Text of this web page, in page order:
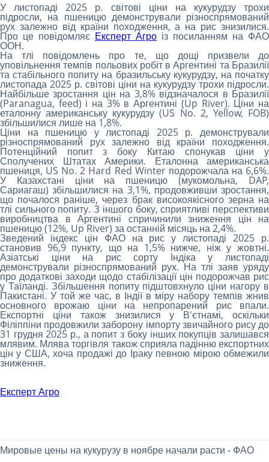
У листопаді 2025 р. світові ціни на кукурудзу трохи
підросли, на пшеницю демонстрували різноспрямований
рух залежно від країни походження, а на рис знизилися.
Про це повідомляє Експерт Агро із посиланням на ФАО
ООН.
На тлі повідомлень про те, що дощі призвели до
уповільнення темпів польових робіт в Аргентині та Бразилії
та стабільного попиту на бразильську кукурудзу, на початку
листопада 2025 р. світові ціни на кукурудзу трохи підросли.
Найбільше зростання цін на 3,8% відзначалося в Бразилії
(Paranagua, feed) і на 3% в Аргентині (Up River). Ціни на
еталонну американську кукурудзу (US No. 2, Yellow, FOB)
збільшилися лише на 1,8%.
Ціни на пшеницю у листопаді 2025 р. демонстрували
різноспрямований рух залежно від країни походження.
Потенційний попит з боку Китаю спонукав ціни у
Сполучених Штатах Америки. Еталонна американська
пшениця, US No. 2 Hard Red Winter подорожчала на 6,6%.
У Казахстані ціни на пшеницю (мукомольна, DAP,
Сариагаш) збільшилися на 3,1%, продовживши зростання,
що почалося раніше, через брак високоякісного зерна на
тлі сильного попиту. З іншого боку, сприятливі перспективи
виробництва в Аргентині спричинили зниження цін на
пшеницю (12%, Up River) за останній місяць на 2,4%.
Зведений індекс цін ФАО на рис у листопаді 2025 р.
становив 96,9 пункту, що на 1,5% нижче, ніж у жовтні.
Азіатські ціни на рис сорту Індіка у листопаді
демонстрували різноспрямований рух. На тлі заяв уряду
про додаткові заходи щодо стабілізації цін подорожчав рис
у Таїланді. Збільшення попиту підштовхнуло ціни нагору в
Пакистані. У той же час, в Індії в міру набору темпів жнив
основного врожаю ціни на непропарений рис впали.
Експортні ціни також знизилися у В'єтнамі, оскільки
Філіппіни продовжили заборону імпорту звичайного рису до
31 грудня 2025 р., а попит з боку інших покупців залишався
млявим. Млява торгівля також сприяла падінню експортних
цін у США, хоча продажі до Іраку певною мірою обмежили
зниження.
Експерт Агро
Мировые цены на кукурузу в ноябре начали расти - ФАО